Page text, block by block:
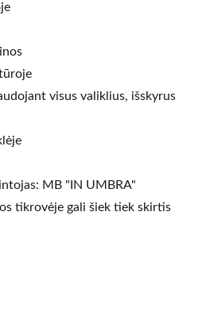
visus valiklius, išskyrus
MB "IN UMBRA"
tikrovėje gali šiek tiek skirtis